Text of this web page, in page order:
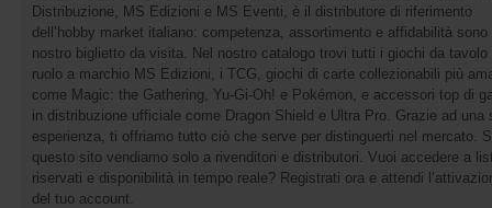
Distribuzione, MS Edizioni e MS Eventi, è il distributore di riferimento
dell’hobby market italiano: competenza, assortimento e affidabilità sono
nostro biglietto da visita. Nel nostro catalogo trovi tutti i giochi da tavolo
ruolo a marchio MS Edizioni, i TCG, giochi di carte collezionabili più
come Magic: the Gathering, Yu-Gi-Oh! e Pokémon, e accessori top di
in distribuzione ufficiale come Dragon Shield e Ultra Pro. Grazie ad una
esperienza, ti offriamo tutto ciò che serve per distinguerti nel mercato.
questo sito vendiamo solo a rivenditori e distributori. Vuoi accedere a
riservati e disponibilità in tempo reale? Registrati ora e attendi
del tuo account.